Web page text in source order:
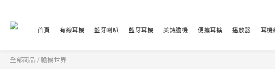
首頁 有線耳機 藍牙喇叭 藍牙耳機 美詩膽機 便攜耳擴 播放器 耳機
全部商品 /膽機世界